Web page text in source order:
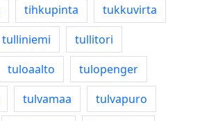
tihkupinta
tukkuvirta
tulliniemi
tullitori
tuloaalto
tulopenger
tulvamaa
tulvapuro